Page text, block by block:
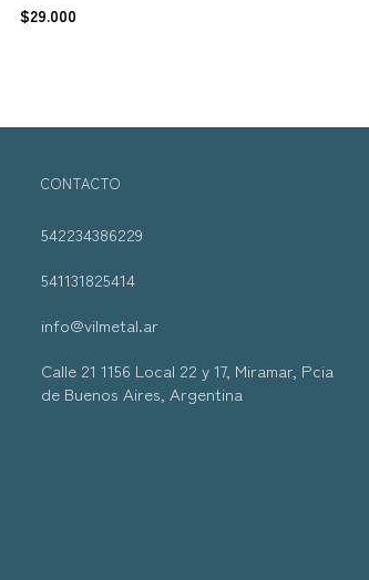
$29.000
CONTACTO
542234386229
541131825414
info@vilmetal.ar
Calle 21 1156 Local 22 y 17, Miramar, Pcia
de Buenos Aires, Argentina